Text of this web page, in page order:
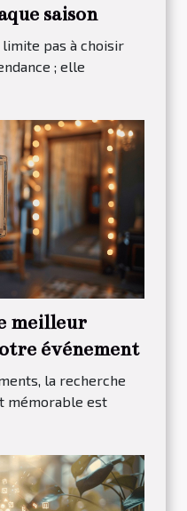
saison
limite pas à choisir
; elle
meilleur
événement
la recherche
mémorable est